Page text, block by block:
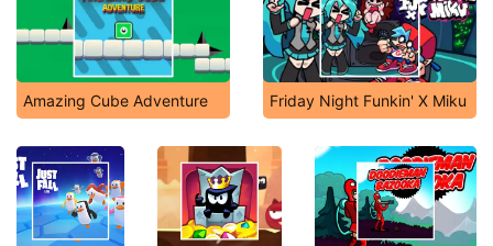
Amazing Cube Adventure Friday Night Funkin' X Miku